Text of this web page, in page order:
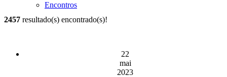
Encontros
2457 resultado(s) encontrado(s)!
22
mai
2023